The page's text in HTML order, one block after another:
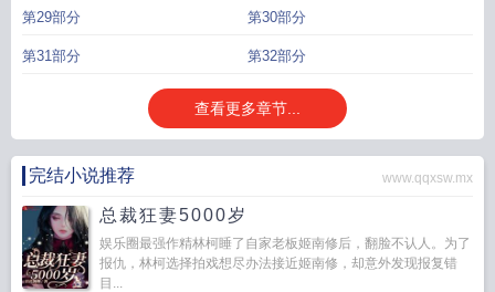
第29部分 第30部分
第31部分 第32部分
查看更多章节...
完结小说推荐 www.qqxsw.mx
总裁狂妻5000岁
娱乐圈最强作精林柯睡了自家老板姬南修后，翻脸不认人。为了
报仇，林柯选择拍戏想尽办法接近姬南修，却意外发现报复错
目...